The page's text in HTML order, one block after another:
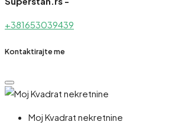
+381653039439
Kontaktirajte me
Moj Kvadrat nekretnine